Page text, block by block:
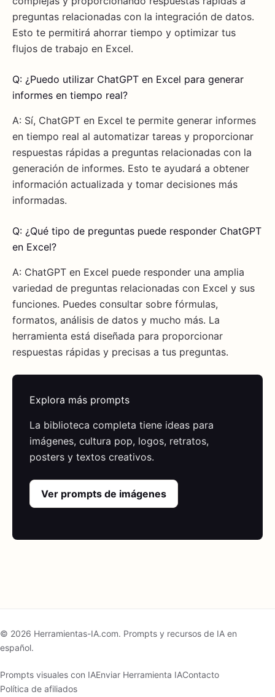
preguntas relacionadas con la integración de datos.
Esto te permitirá ahorrar tiempo y optimizar tus
flujos de trabajo en Excel.
Q: ¿Puedo utilizar ChatGPT en Excel para generar
informes en tiempo real?
A: Sí, ChatGPT en Excel te permite generar informes
en tiempo real al automatizar tareas y proporcionar
respuestas rápidas a preguntas relacionadas con la
generación de informes. Esto te ayudará a obtener
información actualizada y tomar decisiones más
informadas.
Q: ¿Qué tipo de preguntas puede responder ChatGPT
en Excel?
A: ChatGPT en Excel puede responder una amplia
variedad de preguntas relacionadas con Excel y sus
funciones. Puedes consultar sobre fórmulas,
formatos, análisis de datos y mucho más. La
herramienta está diseñada para proporcionar
respuestas rápidas y precisas a tus preguntas.
Explora más prompts
La biblioteca completa tiene ideas para
imágenes, cultura pop, logos, retratos,
posters y textos creativos.
Ver prompts de imágenes
© 2026 Herramientas-IA.com. Prompts y recursos de IA en
español.
Prompts visuales con IAEnviar Herramienta IAContacto
Política de afiliados